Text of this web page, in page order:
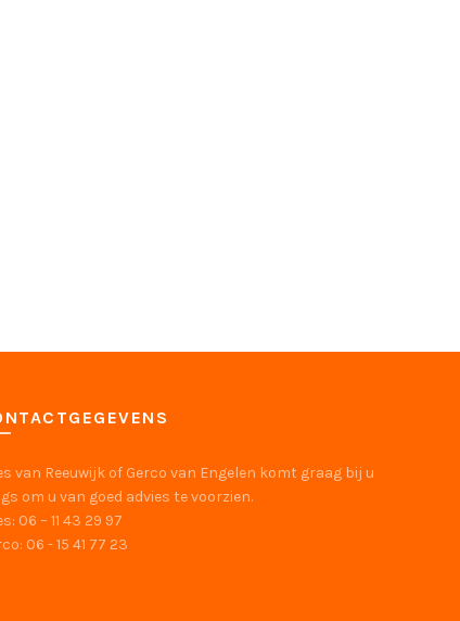
van Reeuwijk of Gerco van Engelen komt graag bij u
om u van goed advies te voorzien.
06 – 11 43 29 97
06 - 15 41 77 23